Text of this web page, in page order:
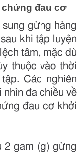
chứng đau cơ
gừng hàng
khi tập luyện
tâm, mặc dù
thuộc vào thời
Các nghiên
nhìn đa chiều về
đau cơ khởi
2 gam (g) gừng